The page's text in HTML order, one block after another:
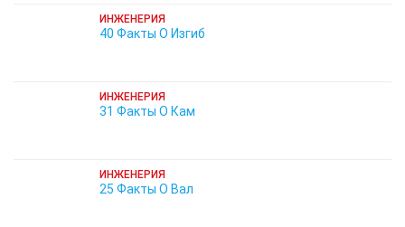
ИНЖЕНЕРИЯ
40 Факты О Изгиб
ИНЖЕНЕРИЯ
31 Факты О Кам
ИНЖЕНЕРИЯ
25 Факты О Вал